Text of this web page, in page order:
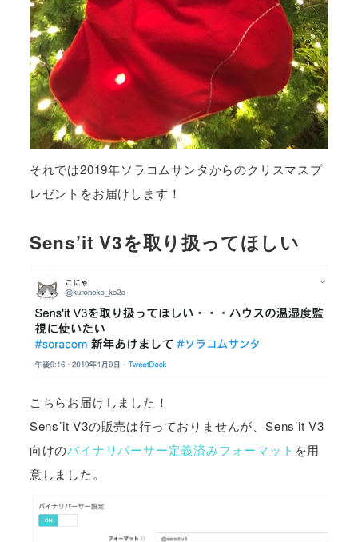
それでは2019年ソラコムサンタからのクリスマスプ
レゼントをお届けします！
Sens’it V3を取り扱ってほしい
こちらお届けしました！
Sens’it V3の販売は行っておりませんが、Sens’it V3
向けのバイナリパーサー定義済みフォーマット を用
意しました。